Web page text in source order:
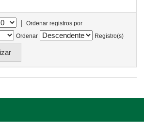
|
Ordenar registros por
Ordenar
Registro(s)